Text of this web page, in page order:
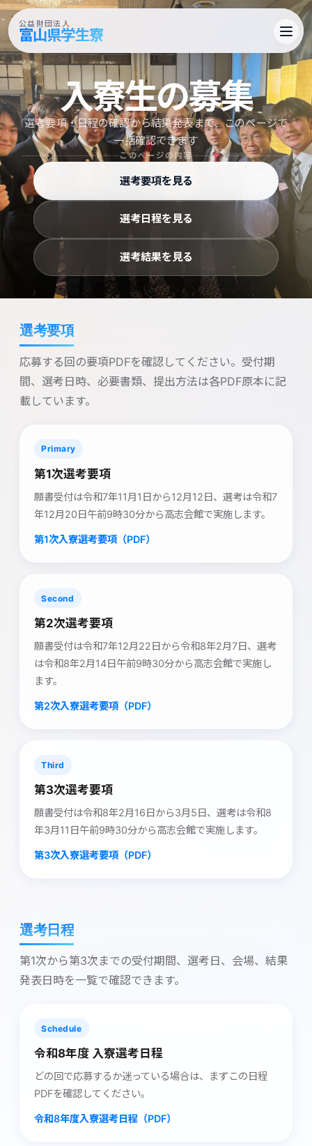
公益財団法人
富山県学生寮
入寮生の​募集
選考要項・日程の確認から結果発表まで、このページで
一括確認できます
このページの内容
選考要項を見る
選考日程を見る
選考結果を見る
選考要項
応募する回の要項PDFを確認してください。受付期
間、選考日時、必要書類、提出方法は各PDF原本に記
載しています。
Primary
第1次選考要項
願書受付は令和7年11月1日から12月12日、選考は令和7
年12月20日午前9時30分から高志会館で実施します。
第1次入寮選考要項（PDF）
Second
第2次選考要項
願書受付は令和7年12月22日から令和8年2月7日、選考
は令和8年2月14日午前9時30分から高志会館で実施し
ます。
第2次入寮選考要項（PDF）
Third
第3次選考要項
願書受付は令和8年2月16日から3月5日、選考は令和8
年3月11日午前9時30分から高志会館で実施します。
第3次入寮選考要項（PDF）
選考日程
第1次から第3次までの受付期間、選考日、会場、結果
発表日時を一覧で確認できます。
Schedule
令和8年度 入寮選考日程
どの回で応募するか迷っている場合は、まずこの日程
PDFを確認してください。
令和8年度入寮選考日程（PDF）